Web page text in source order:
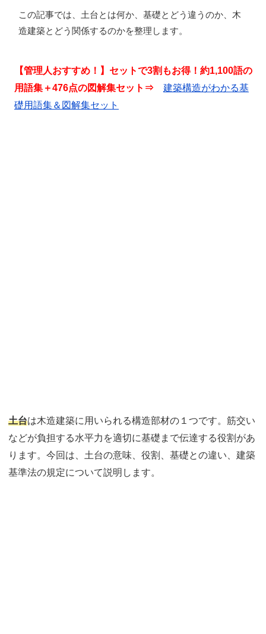
この記事では、 土台とは何か、基礎とどう違うのか、木
造建築とどう関係するのかを整理します。
【管理人おすすめ！】セットで3割もお得！約1,100語の
用語集＋476点の図解集セット⇒ 建築構造がわかる基
礎用語集＆図解集セット
土台は木造建築に用いられる構造部材の１つです。筋交い
などが負担する水平力を適切に基礎まで伝達する役割があ
ります。今回は、土台の意味、役割、基礎との違い、建築
基準法の規定について説明します。